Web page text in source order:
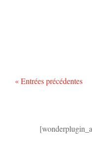
« Entrées précédentes